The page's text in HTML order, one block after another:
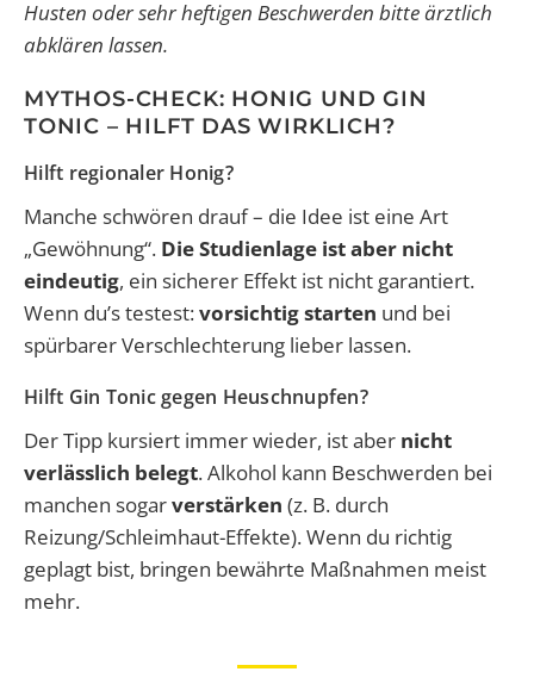
Husten oder sehr heftigen Beschwerden bitte ärztlich
abklären lassen.
MYTHOS-CHECK: HONIG UND GIN
TONIC – HILFT DAS WIRKLICH?
Hilft regionaler Honig?
Manche schwören drauf – die Idee ist eine Art
„Gewöhnung“. Die Studienlage ist aber nicht
eindeutig, ein sicherer Effekt ist nicht garantiert.
Wenn du’s testest:vorsichtig starten und bei
spürbarer Verschlechterung lieber lassen.
Hilft Gin Tonic gegen Heuschnupfen?
Der Tipp kursiert immer wieder, ist aber nicht
verlässlich belegt. Alkohol kann Beschwerden bei
manchen sogarverstärken (z. B. durch
Reizung/Schleimhaut-Effekte). Wenn du richtig
geplagt bist, bringen bewährte Maßnahmen meist
mehr.